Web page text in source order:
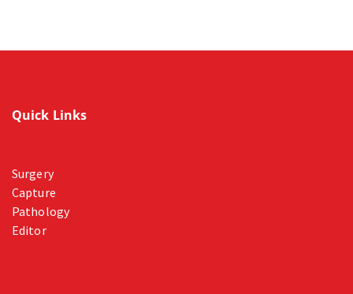
Quick Links
Surgery
Capture
Pathology
Editor